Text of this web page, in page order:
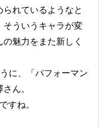
れているようなと
そういうキャラが変
魅力をまた新しく
に、「パフォーマン
ん。
すね。